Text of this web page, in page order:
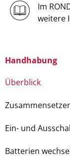
Im
weitere
Handhabung
Überblick
Ein- und
Batterien